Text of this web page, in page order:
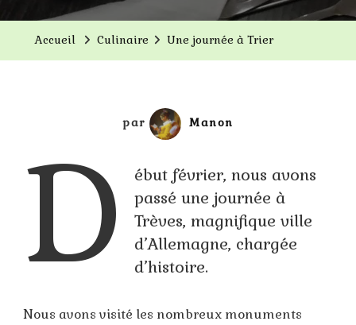
Journée
Accueil Culinaire Une journée à Trier
par Manon
D
ébut février, nous avons
passé une journée à
Trèves, magnifique ville
d’Allemagne, chargée
d’histoire.
Nous avons visité les nombreux monuments